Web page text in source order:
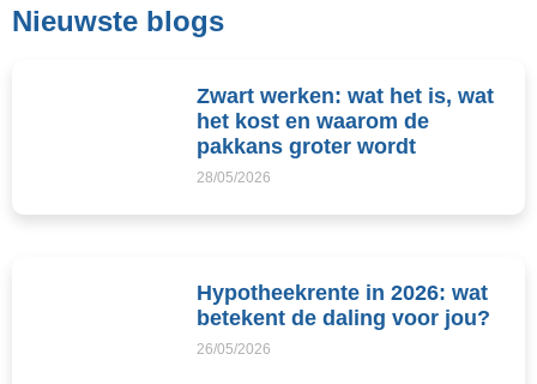
Nieuwste blogs
Zwart werken: wat het is, wat
het kost en waarom de
pakkans groter wordt
28/05/2026
Hypotheekrente in 2026: wat
betekent de daling voor jou?
26/05/2026